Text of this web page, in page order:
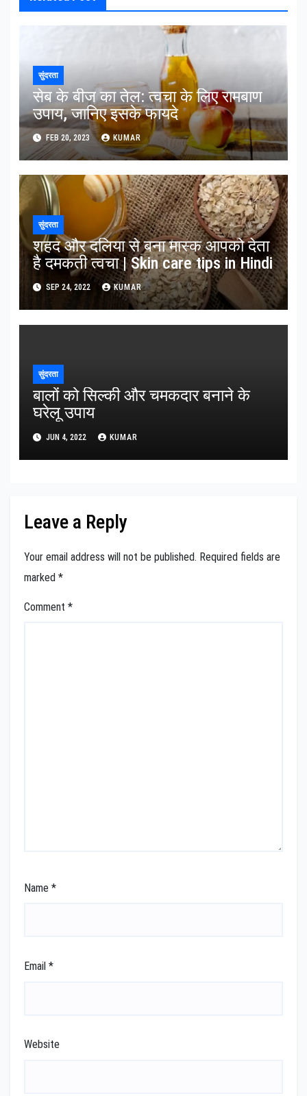
सुंदरता
सेब के बीज का तेल: त्वचा के लिए रामबाण
उपाय, जानिए इसके फायदे
FEB 20, 2023 KUMAR
सुंदरता
शहद और दलिया से बना मास्क आपको देता
है दमकती त्वचा | Skin care tips in Hindi
SEP 24, 2022 KUMAR
सुंदरता
बालों को सिल्की और चमकदार बनाने के
घरेलू उपाय
JUN 4, 2022 KUMAR
Leave a Reply
Your email address will not be published. Required fields are
marked *
Comment *
Name *
Email *
Website